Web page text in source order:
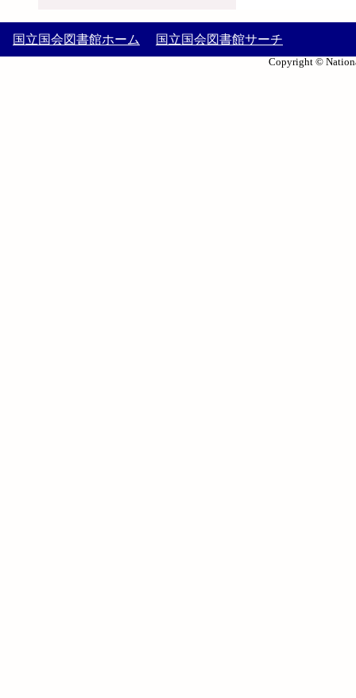
国立国会図書館ホーム 国立国会図書館サーチ
Copyright ©